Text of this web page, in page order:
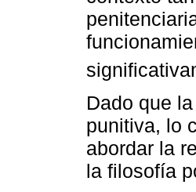
Dado que
punitiva, lo
abordar la
la filosofía